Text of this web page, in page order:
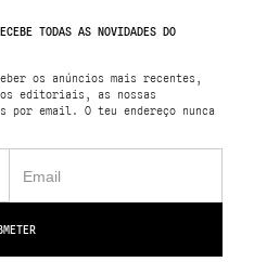
TODAS AS NOVIDADES DO
os anúncios mais recentes,
editoriais, as nossas
email. O teu endereço nunca